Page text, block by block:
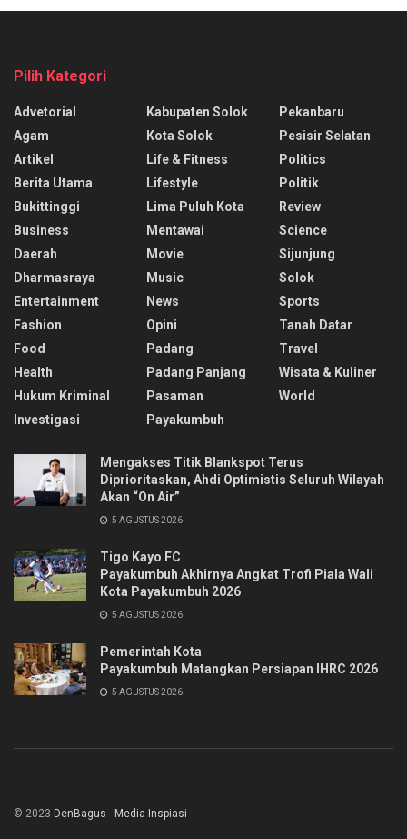
Pilih Kategori
Advetorial
Agam
Artikel
Berita Utama
Bukittinggi
Business
Daerah
Dharmasraya
Entertainment
Fashion
Food
Health
Hukum Kriminal
Investigasi
Kabupaten Solok
Kota Solok
Life & Fitness
Lifestyle
Lima Puluh Kota
Mentawai
Movie
Music
News
Opini
Padang
Padang Panjang
Pasaman
Payakumbuh
Pekanbaru
Pesisir Selatan
Politics
Politik
Review
Science
Sijunjung
Solok
Sports
Tanah Datar
Travel
Wisata & Kuliner
World
Mengakses Titik Blankspot Terus
Diprioritaskan, Ahdi Optimistis Seluruh Wilayah
Akan “On Air”
5 AGUSTUS 2026
Tigo Kayo FC
Payakumbuh Akhirnya Angkat Trofi Piala Wali
Kota Payakumbuh 2026
5 AGUSTUS 2026
Pemerintah Kota
Payakumbuh Matangkan Persiapan IHRC 2026
5 AGUSTUS 2026
© 2023 DenBagus - Media Inspiasi